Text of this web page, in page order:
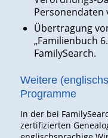
Personendaten
Übertragung
„Familienbuch
FamilySearch.
Weitere
Programme
In der bei
zertifizierten